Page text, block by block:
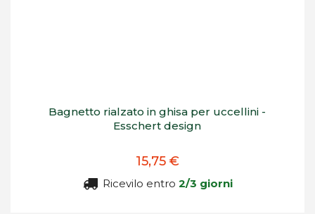
Bagnetto rialzato in ghisa per uccellini -
Esschert design
15,75 €
Ricevilo entro 2/3 giorni